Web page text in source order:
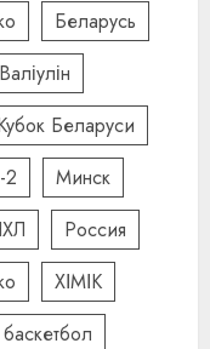
Беларусь
Валіулін
Беларуси
2
Минск
Россия
ХІМІК
баскетбол